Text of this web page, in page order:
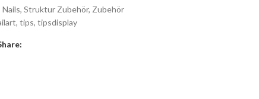
Nails, Struktur Zubehör, Zubehör
, tips, tipsdisplay